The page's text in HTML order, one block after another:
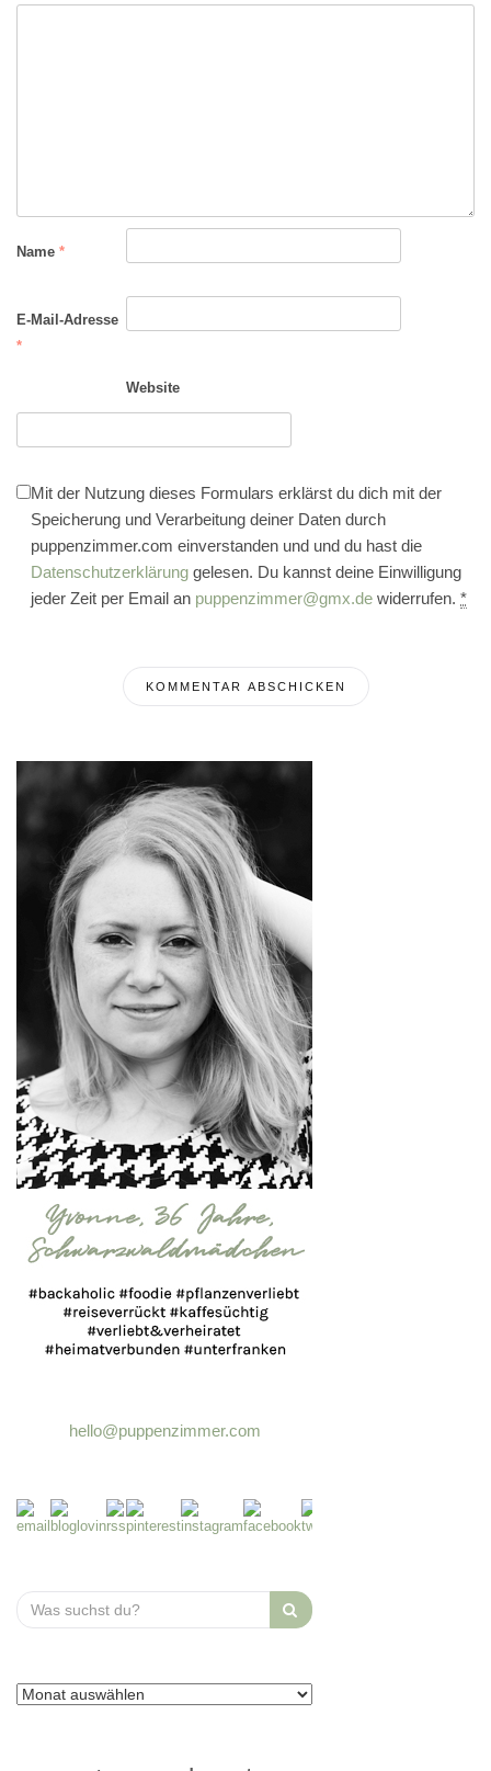
Name *
E-Mail-Adresse
*
Website
Mit der Nutzung dieses Formulars erklärst du dich mit der
Speicherung und Verarbeitung deiner Daten durch
puppenzimmer.com einverstanden und und du hast die
Datenschutzerklärung gelesen. Du kannst deine Einwilligung
jeder Zeit per Email an puppenzimmer@gmx.de widerrufen. *
hello@puppenzimmer.com
Search
for: